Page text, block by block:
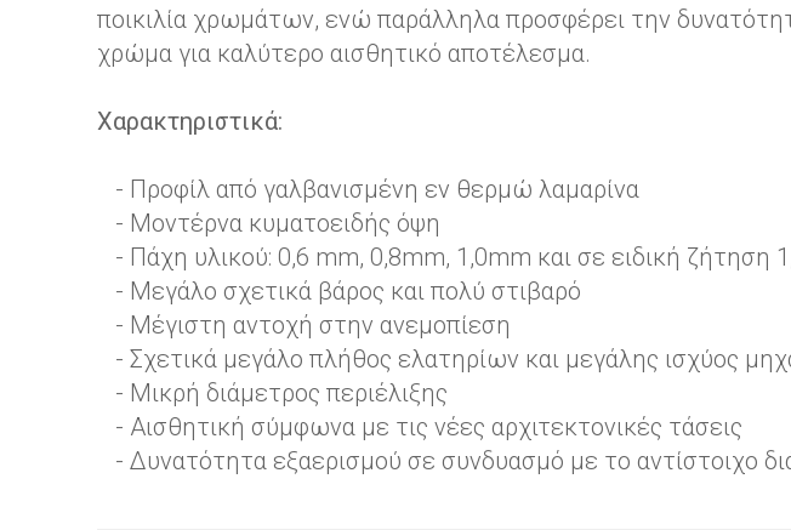
ποικιλία χρωμάτων, ενώ παράλληλα προσφέρει την
χρώμα για καλύτερο αισθητικό αποτέλεσμα.
Χαρακτηριστικά:
- Προφίλ από γαλβανισμένη εν θερμώ λαμαρίνα
- Μοντέρνα κυματοειδής όψη
- Πάχη υλικού: 0,6 mm, 0,8mm, 1,0mm και σε ειδική ζήτηση
- Μεγάλο σχετικά βάρος και πολύ στιβαρό
- Μέγιστη αντοχή στην ανεμοπίεση
- Σχετικά μεγάλο πλήθος ελατηρίων και μεγάλης ισχύος
- Μικρή διάμετρος περιέλιξης
- Αισθητική σύμφωνα με τις νέες αρχιτεκτονικές τάσεις
- Δυνατότητα εξαερισμού σε συνδυασμό με το αντίστοιχο